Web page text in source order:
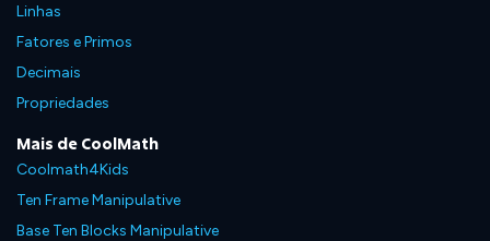
Linhas
Fatores e Primos
Decimais
Propriedades
Mais de CoolMath
Coolmath4Kids
Ten Frame Manipulative
Base Ten Blocks Manipulative